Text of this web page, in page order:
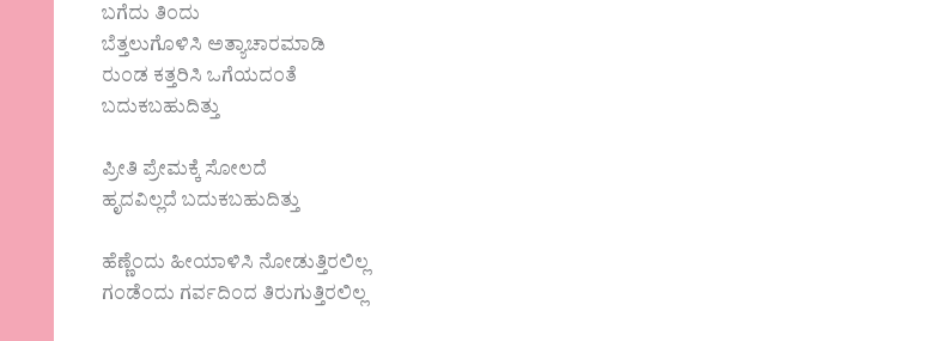
ಬಗೆದು ತಿಂದು
ಬೆತ್ತಲುಗೊಳಿಸಿ ಅತ್ಯಾಚಾರಮಾಡಿ
ರುಂಡ ಕತ್ತರಿಸಿ ಒಗೆಯದಂತೆ
ಬದುಕಬಹುದಿತ್ತು
ಪ್ರೀತಿ ಪ್ರೇಮಕ್ಕೆ ಸೋಲದೆ
ಹೃದವಿಲ್ಲದೆ ಬದುಕಬಹುದಿತ್ತು
ಹೆಣ್ಣೆಂದು ಹೀಯಾಳಿಸಿ ನೋಡುತ್ತಿರಲಿಲ್ಲ
ಗಂಡೆಂದು ಗರ್ವದಿಂದ ತಿರುಗುತ್ತಿರಲಿಲ್ಲ